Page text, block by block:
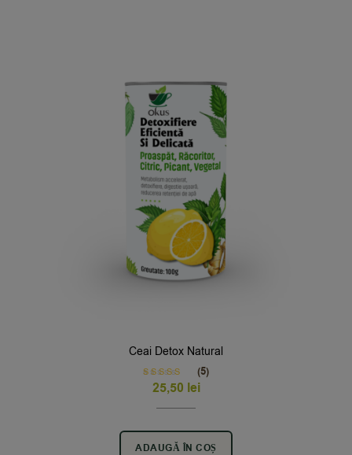
Ceai Detox Natural
Rated5.00
out of 5
(5)
25,50 lei
ADAUGĂ ÎN COȘ